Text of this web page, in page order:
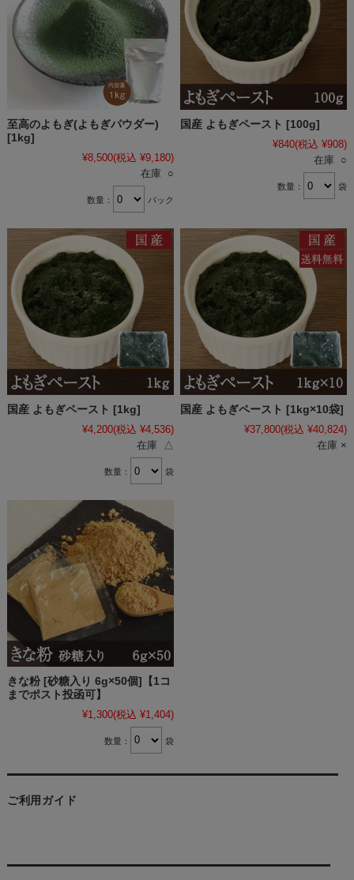
至高のよもぎ(よもぎパウダー)
[1kg]
¥8,500(税込 ¥9,180)
在庫 ○
数量： パック
国産 よもぎペースト [100g]
¥840(税込 ¥908)
在庫 ○
数量： 袋
国産 よもぎペースト [1kg]
¥4,200(税込 ¥4,536)
在庫 △
数量： 袋
国産 よもぎペースト [1kg×10袋]
¥37,800(税込 ¥40,824)
在庫 ×
きな粉 [砂糖入り 6g×50個]【1コ
までポスト投函可】
¥1,300(税込 ¥1,404)
数量： 袋
ご利用ガイド